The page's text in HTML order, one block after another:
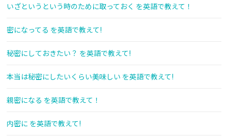
いざというという時のために取っておく を英語で教えて！
密になってる を英語で教えて!
秘密にしておきたい？ を英語で教えて!
本当は秘密にしたいくらい美味しい を英語で教えて!
親密になる を英語で教えて！
内密に を英語で教えて!